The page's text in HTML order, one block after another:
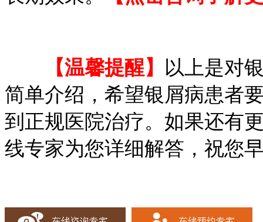
【温馨提醒】
以上是对
简单介绍，希望银屑病患者
到正规医院治疗。如果还有
线专家为您详细解答，祝您